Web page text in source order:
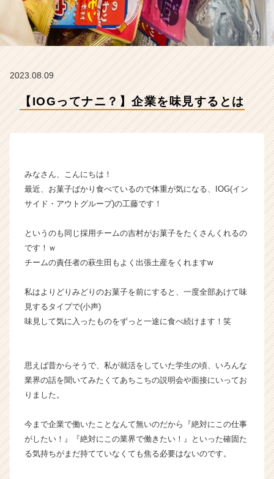
ル
ー
プ
の
ラ
イ
|
チ
ャ
ー・
企
か
ス
ト
く
就
ト
チ
ア
2023.08.09
【IOGってナニ？】企業を味見するとは
みなさん、こんにちは！
最近、お菓子ばかり食べているので体重が気になる、IOG(イン
サイド・アウトグループ)の工藤です！
というのも同じ採用チームの吉村がお菓子をたくさんくれるの
です！ｗ
チームの責任者の萩生田もよく出張土産をくれますw
私はよりどりみどりのお菓子を前にすると、一度全部あけて味
見するタイプで(小声)
味見して気に入ったものをずっと一途に食べ続けます！笑
思えば昔からそうで、私が就活をしていた学生の頃、いろんな
業界の話を聞いてみたくてあちこちの説明会や面接にいってお
りました。
今まで企業で働いたことなんて無いのだから『絶対にこの仕事
がしたい！』『絶対にこの業界で働きたい！』といった確固た
る気持ちがまだ持てていなくても焦る必要はないのです。